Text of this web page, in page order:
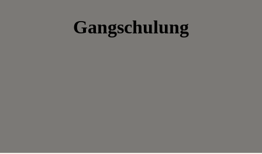
Gangschulung